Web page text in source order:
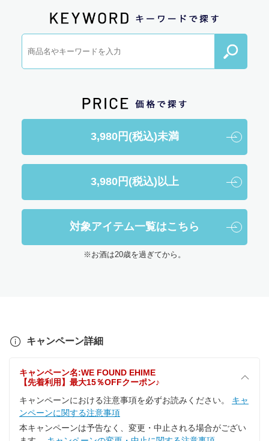
3,980円(税込)未満
3,980円(税込)以上
対象アイテム一覧はこちら
※お酒は20歳を過ぎてから。
キャンペーン詳細
キャンペーン名:WE FOUND EHIME
【先着利用】最大15％OFFクーポン♪
キャンペーンにおける注意事項を必ずお読みください。 キャ
ンペーンに関する注意事項
本キャンペーンは予告なく、変更・中止される場合がござい